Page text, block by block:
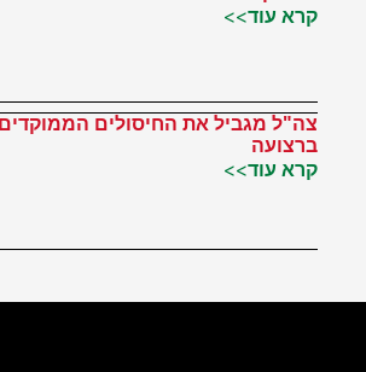
קרא עוד>>
צה"ל מגביל את החיסולים הממוקדים
ברצועה
קרא עוד>>